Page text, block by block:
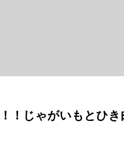
！じゃがいもとひ